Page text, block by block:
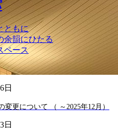
ともに
余韻にひたる
ペース
日
変更について （ ～2025年12月）
日